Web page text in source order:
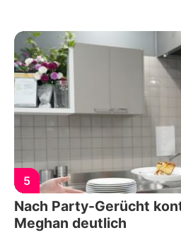
5
Nach Party-Gerücht
Meghan deutlich